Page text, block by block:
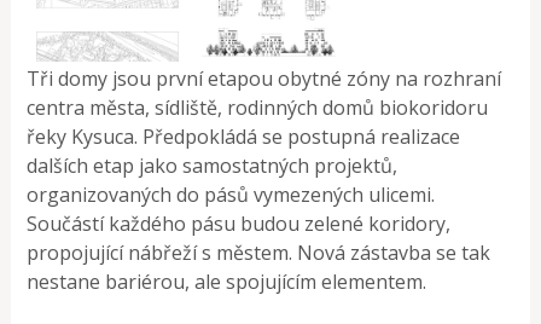
Tři domy jsou první etapou obytné zóny na rozhraní
centra města, sídliště, rodinných domů biokoridoru
řeky Kysuca. Předpokládá se postupná realizace
dalších etap jako samostatných projektů,
organizovaných do pásů vymezených ulicemi.
Součástí každého pásu budou zelené koridory,
propojující nábřeží s městem. Nová zástavba se tak
nestane bariérou, ale spojujícím elementem.